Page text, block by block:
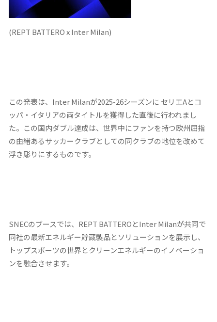
(REPT BATTERO x Inter Milan)
この発表は、Inter Milanが2025-26シーズンに セリエAとコ
ッパ・イタリアの両タイトルを獲得した直後に行われまし
た。この国内ダブル達成は、世界中にファンを持つ欧州屈指
の由緒あるサッカークラブとしての同クラブの地位を改めて
浮き彫りにするものです。
SNECのブースでは、REPT BATTEROとInter Milanが共同で
同社の最新エネルギー貯蔵製品とソリューションを展示し、
トップスポーツの世界とクリーンエネルギーのイノベーショ
ンを融合させます。